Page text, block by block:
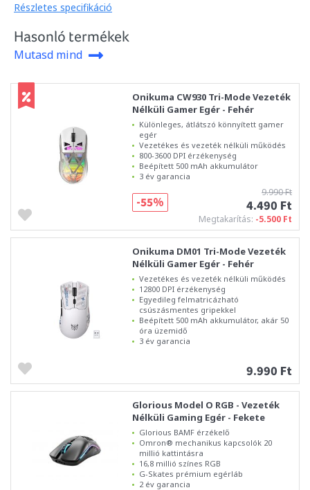
Részletes specifikáció
Hasonló termékek
Mutasd mind
Onikuma CW930 Tri-Mode Vezeték
Nélküli Gamer Egér - Fehér
Különleges, átlátszó könnyített gamer
egér
Vezetékes és vezeték nélküli működés
800-3600 DPI érzékenység
Beépített 500 mAh akkumulátor
3 év garancia
9.990 Ft
4.490 Ft
Megtakarítás: -5.500 Ft
-55%
Onikuma DM01 Tri-Mode Vezeték
Nélküli Gamer Egér - Fehér
Vezetékes és vezeték nélküli működés
12800 DPI érzékenység
Egyedileg felmatricázható
csúszásmentes gripekkel
Beépített 500 mAh akkumulátor, akár 50
óra üzemidő
3 év garancia
9.990 Ft
Glorious Model O RGB - Vezeték
Nélküli Gaming Egér - Fekete
Glorious BAMF érzékelő
Omron®️ mechanikus kapcsolók 20
millió kattintásra
16,8 millió színes RGB
G-Skates prémium egérláb
2 év garancia